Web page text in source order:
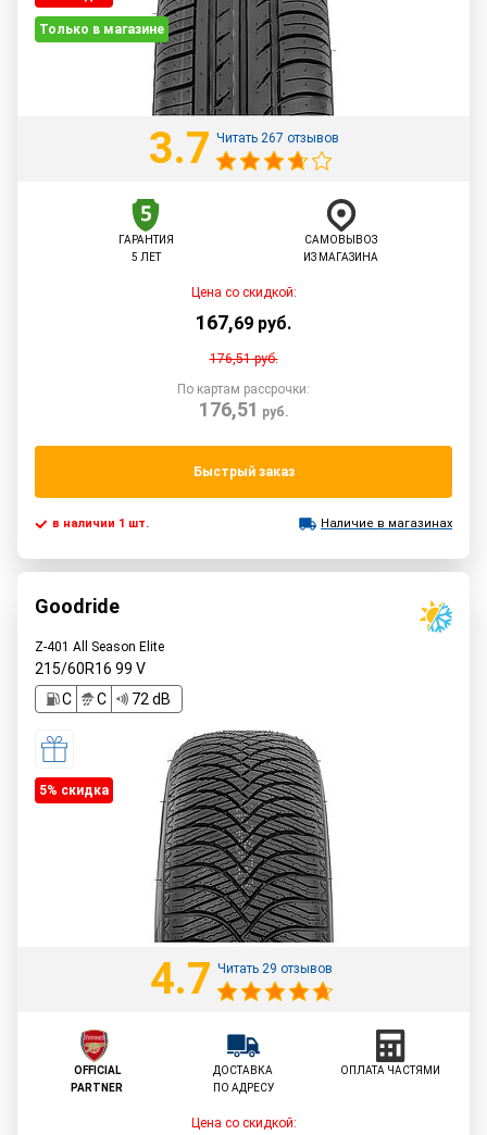
Только в магазине
3.7 Читать 267 отзывов
ГАРАНТИЯ
5 ЛЕТ
САМОВЫВОЗ
ИЗ МАГАЗИНА
Цена со скидкой:
167,69 руб.
176,51руб.
По картам рассрочки:
176,51 руб.
Быстрый заказ
в наличии 1 шт. Наличие в магазинах
Goodride
Z-401 All Season Elite
215/60R16 99 V
C
C 72 dB
5% cкидка
4.7 Читать 29 отзывов
OFFICIAL
PARTNER
ДОСТАВКА
ПО АДРЕСУ
ОПЛАТА ЧАСТЯМИ
Цена со скидкой: